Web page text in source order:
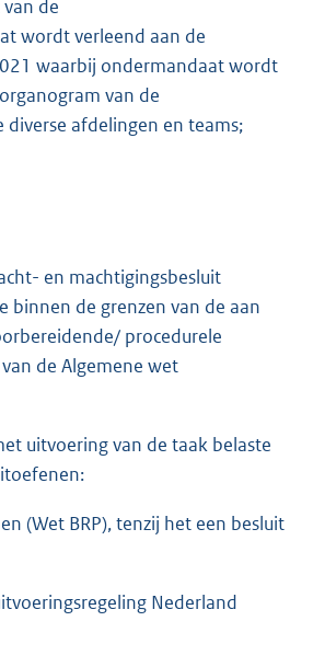
de
wordt verleend aan de
waarbij ondermandaat wordt
van de
afdelingen en teams;
en machtigingsbesluit
binnen de grenzen van de aan
procedurele
de Algemene wet
uitvoering van de taak belaste
(Wet BRP), tenzij het een besluit
Nederland